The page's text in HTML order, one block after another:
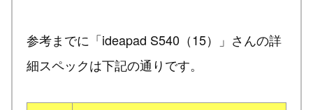
参考までに「ideapad S540（15）」さんの詳
細スペックは下記の通りです。